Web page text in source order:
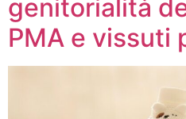
genitorialità
PMA e vissuti